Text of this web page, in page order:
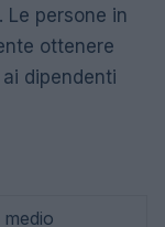
Le persone in
ottenere
dipendenti